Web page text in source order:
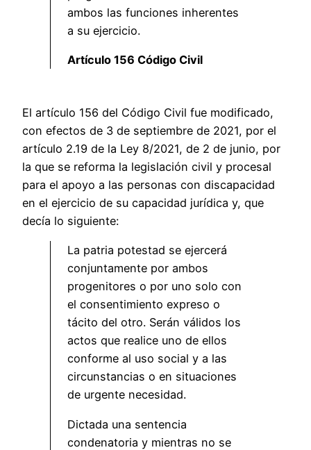
ambos las funciones inherentes
a su ejercicio.
Artículo 156 Código Civil
El artículo 156 del Código Civil fue modificado,
con efectos de 3 de septiembre de 2021, por el
artículo 2.19 de la Ley 8/2021, de 2 de junio, por
la que se reforma la legislación civil y procesal
para el apoyo a las personas con discapacidad
en el ejercicio de su capacidad jurídica y, que
decía lo siguiente:
La patria potestad se ejercerá
conjuntamente por ambos
progenitores o por uno solo con
el consentimiento expreso o
tácito del otro. Serán válidos los
actos que realice uno de ellos
conforme al uso social y a las
circunstancias o en situaciones
de urgente necesidad.
Dictada una sentencia
condenatoria y mientras no se